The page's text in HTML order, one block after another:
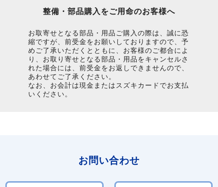
整備・部品購入をご用命のお客様へ
お取寄せとなる部品・用品ご購入の際は、誠に恐
縮ですが、前受金をお願いしておりますので、予
めご了承いただくとともに、お客様のご都合によ
り、お取り寄せとなる部品・用品をキャンセルさ
れた場合には、前受金をお返しできませんので、
あわせてご了承ください。
なお、お会計は現金またはスズキカードでお支払
いください。
お問い合わせ